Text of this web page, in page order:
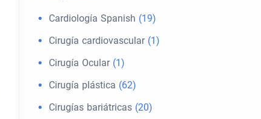
Cardiología Spanish (19)
Cirugía cardiovascular(1)
Cirugía Ocular(1)
Cirugía plástica (62)
Cirugías bariátricas (20)